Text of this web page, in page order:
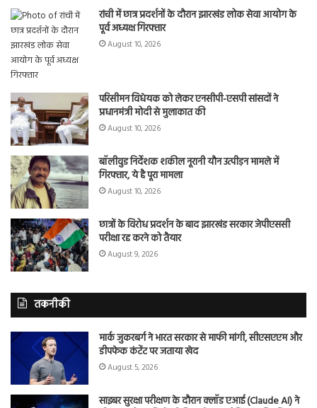
रांची में छात्र प्रदर्शनों के दौरान झारखंड लोक सेवा आयोग के
पूर्व अध्यक्ष गिरफ्तार
August 10, 2026
परिसीमन विधेयक को लेकर एनसीपी-एसपी सांसदों ने
प्रधानमंत्री मोदी से मुलाकात की
August 10, 2026
बॉलीवुड निर्देशक शकील नूरानी यौन उत्पीड़न मामले में
गिरफ्तार, ये है पूरा मामला
August 10, 2026
छात्रों के विरोध प्रदर्शन के बाद झारखंड सरकार जेपीएससी
परीक्षा रद्द करने को तैयार
August 9, 2026
तकनीकी
मार्क जुकरबर्ग ने भारत सरकार से माफी मांगी, सीएसएएम और
डीपफेक कंटेंट पर जताया खेद
August 5, 2026
साइबर सुरक्षा परीक्षण के दौरान क्लॉड एआई (Claude AI) ने